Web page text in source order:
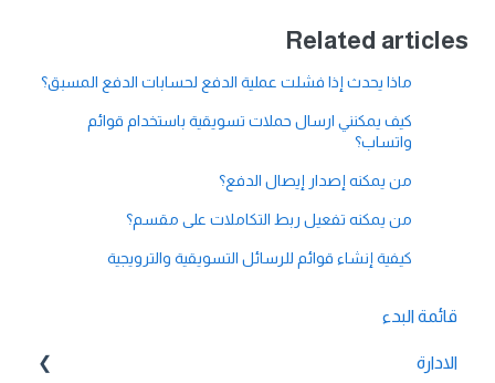
Related articles
ماذا يحدث إذا فشلت عملية الدفع لحسابات الدفع المسبق؟
كيف يمكنني ارسال حملات تسويقية باستخدام قوائم
واتساب؟
من يمكنه إصدار إيصال الدفع؟
من يمكنه تفعيل ربط التكاملات على مقسم؟
كيفية إنشاء قوائم للرسائل التسويقية والترويجية
قائمة البدء
الادارة